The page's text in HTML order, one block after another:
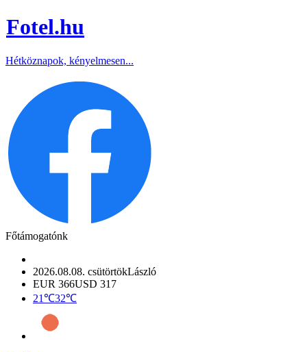
Fotel.hu
Hétköznapok, kényelmesen...
Főtámogatónk
2026.08.08. csütörtökLászló
EUR 366USD 317
21℃32℃